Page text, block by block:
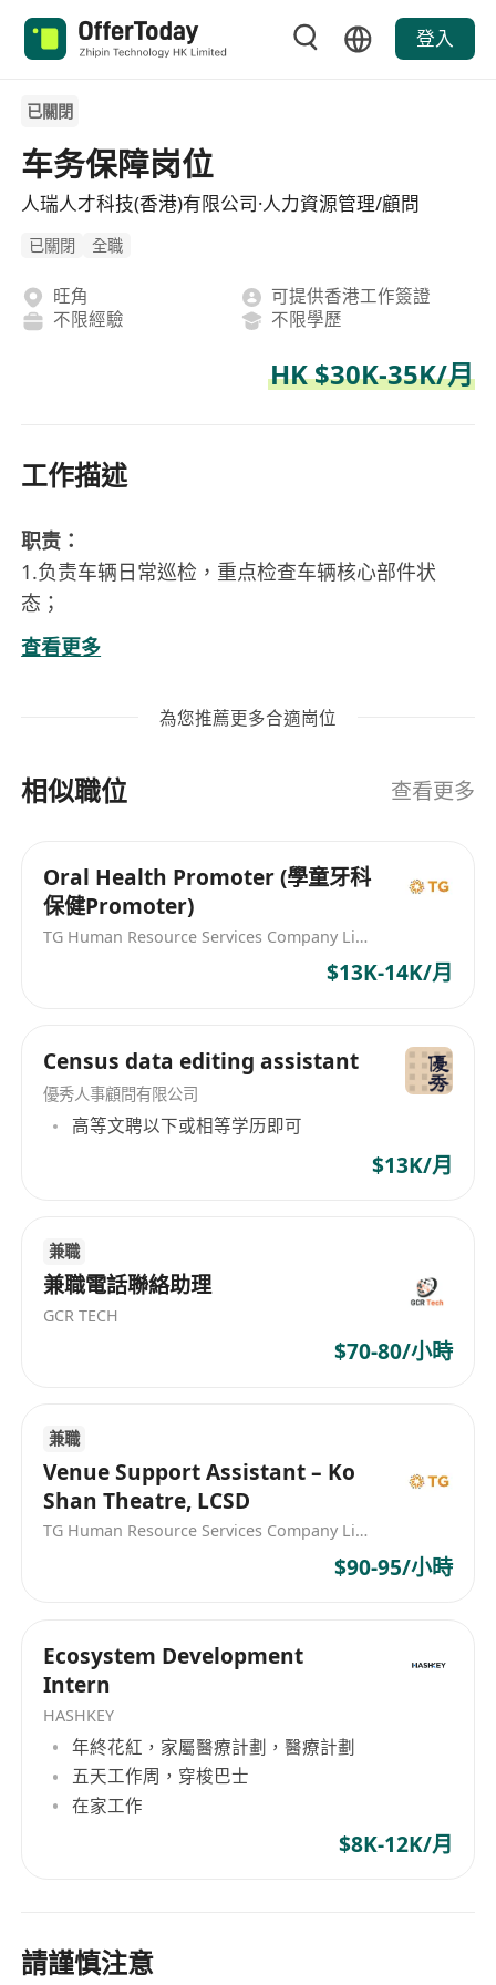
登入
已關閉
车务保障岗位
人瑞人才科技(香港)有限公司·人力資源管理/顧問
已關閉 全職
旺角
可提供香港工作簽證
不限經驗
不限學歷
HK $30K-35K/月
工作描述
职责：
1.负责车辆日常巡检，重点检查车辆核心部件状
态；
2.制定并执行车辆定期保养计划，对接技术团队或
维修厂商，控制维修成本与效率；
息，确保资产可追溯；
控制车务成本与效率；
6.对接相关等部门，反馈车辆问题、办理车辆合规
手续，收集一线反馈优化流程。
7. 进行日常车辆数据盘收集，保障测试数据及时进
1. 大专或以上学歴
2. 具备车辆维护管理或物资采购经验者优先考虑
3. 具备一般商业电脑软件的应用知识，及良好的文
6. 须轮休及不定时工作
7. 具备香港及中国内地驾驶执照，有3年或以上驾驶
经验
查看更多
為您推薦更多合適崗位
相似職位 查看更多
Oral Health Promoter (學童牙科
保健Promoter)
TG Human Resource Services Company Limited
$13K-14K/月
Census data editing assistant
優秀人事顧問有限公司
高等文聘以下或相等学历即可
$13K/月
兼職
兼職電話聯絡助理
GCR TECH
$70-80/小時
兼職
Venue Support Assistant – Ko
Shan Theatre, LCSD
TG Human Resource Services Company Limited
$90-95/小時
Ecosystem Development
Intern
HASHKEY
年終花紅，家屬醫療計劃，醫療計劃
五天工作周，穿梭巴士
在家工作
$8K-12K/月
請謹慎注意